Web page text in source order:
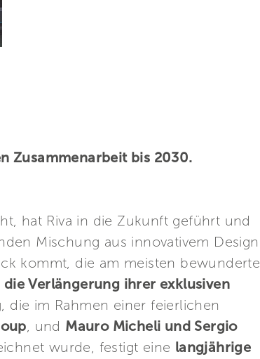
Zusammenarbeit bis 2030.
hat Riva in die Zukunft geführt und
Mischung aus innovativem Design
kommt, die am meisten bewunderte
Verlängerung ihrer exklusiven
die im Rahmen einer feierlichen
, und Mauro Micheli und Sergio
wurde, festigt eine langjährige